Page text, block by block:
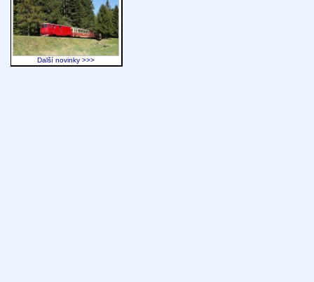
Další novinky >>>